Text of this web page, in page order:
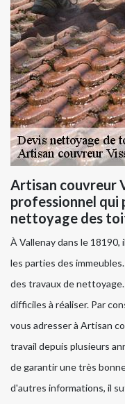
Artisan couvreur
professionnel qui
nettoyage des
À Vallenay dans le
les parties des
des travaux de
difficiles à réaliser. Par
vous adresser à Artisan
travail depuis plusieurs
de garantir une très
d'autres informations, il